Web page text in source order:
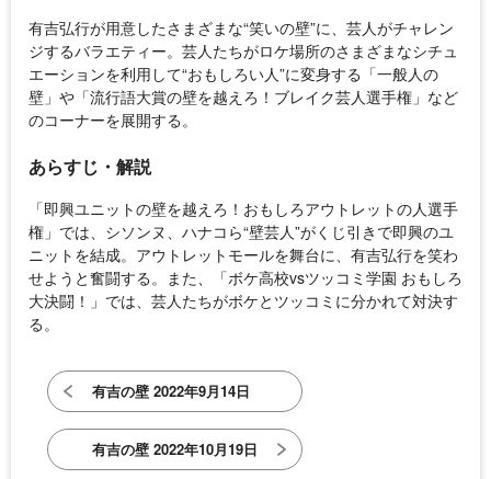
有吉弘行が用意したさまざまな“笑いの壁”に、芸人がチャレン
ジするバラエティー。芸人たちがロケ場所のさまざまなシチュ
エーションを利用して“おもしろい人”に変身する「一般人の
壁」や「流行語大賞の壁を越えろ！ブレイク芸人選手権」など
のコーナーを展開する。
あらすじ・解説
「即興ユニットの壁を越えろ！おもしろアウトレットの人選手
権」では、シソンヌ、ハナコら“壁芸人”がくじ引きで即興のユ
ニットを結成。アウトレットモールを舞台に、有吉弘行を笑わ
せようと奮闘する。また、「ボケ高校vsツッコミ学園 おもしろ
大決闘！」では、芸人たちがボケとツッコミに分かれて対決す
る。
有吉の壁 2022年9月14日
有吉の壁 2022年10月19日